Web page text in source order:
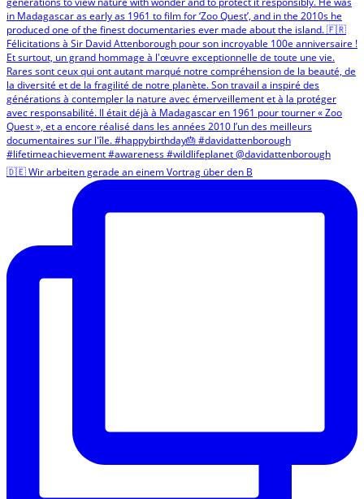
🇩🇪 Wir arbeiten gerade an einem Vortrag über den B